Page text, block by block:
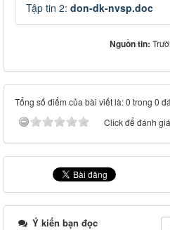
Tập tin 2: don-dk-nvsp.doc
Nguồn tin:
Tổng số điểm của bài viết là: 0 trong 0
Click để đánh
Ý kiến bạn đọc